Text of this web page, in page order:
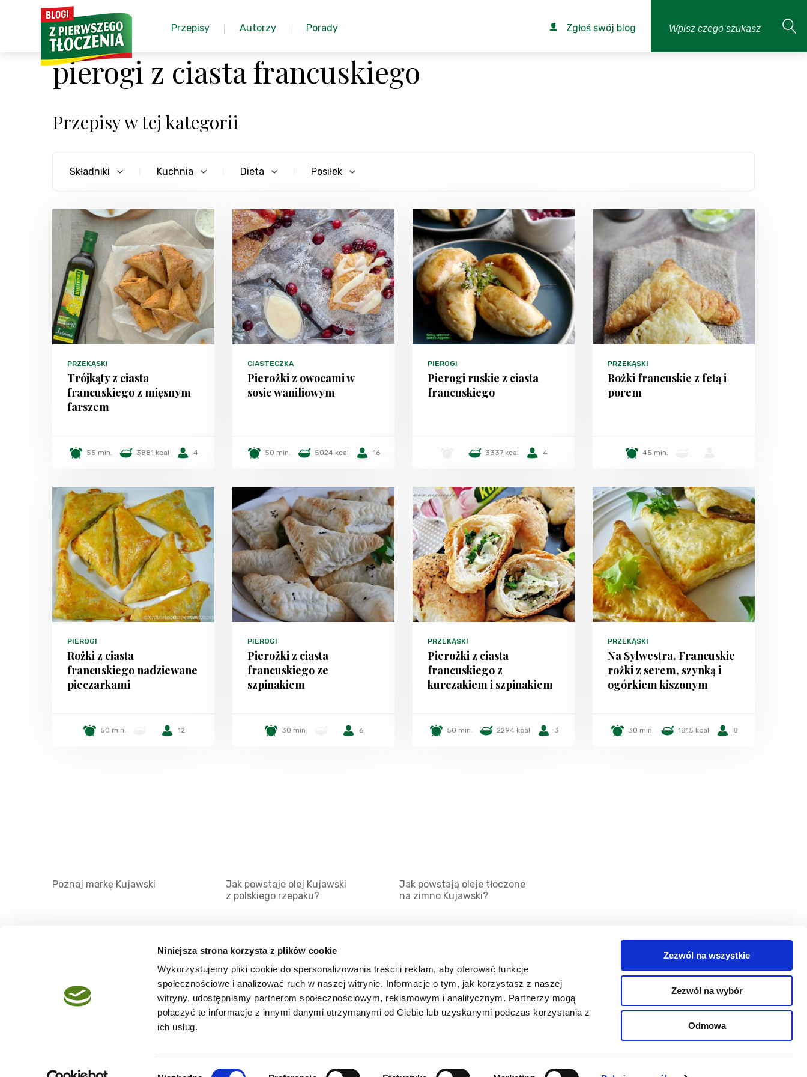
Niniejsza strona korzysta z plików cookie
Wykorzystujemy pliki cookie do spersonalizowania treści i reklam, aby oferować funkcje
społecznościowe i analizować ruch w naszej witrynie. Informacje o tym, jak korzystasz z naszej
witryny, udostępniamy partnerom społecznościowym, reklamowym i analitycznym. Partnerzy mogą
połączyć te informacje z innymi danymi otrzymanymi od Ciebie lub uzyskanymi podczas korzystania z
ich usług.
Zezwól na wszystkie
Zezwól na wybór
Odmowa
Przepisy Autorzy Porady Zgłoś swój blog
pierogi z ciasta francuskiego
Przepisy w tej kategorii
Składniki Kuchnia Dieta Posiłek
PRZEKĄSKI
Trójkąty z ciasta
francuskiego z mięsnym
farszem
55 min. 3881 kcal 4
CIASTECZKA
Pierożki z owocami w
sosie waniliowym
50 min. 5024 kcal 16
PIEROGI
Pierogi ruskie z ciasta
francuskiego
3337 kcal 4
PRZEKĄSKI
Rożki francuskie z fetą i
porem
45 min.
PIEROGI
Rożki z ciasta
francuskiego nadziewane
pieczarkami
50 min. 12
PIEROGI
Pierożki z ciasta
francuskiego ze
szpinakiem
30 min. 6
PRZEKĄSKI
Pierożki z ciasta
francuskiego z
kurczakiem i szpinakiem
50 min. 2294 kcal 3
PRZEKĄSKI
Na Sylwestra. Francuskie
rożki z serem, szynką i
ogórkiem kiszonym
30 min. 1815 kcal 8
Poznaj markę Kujawski
Jak powstaje olej Kujawski
z polskiego rzepaku?
Jak powstają oleje tłoczone
na zimno Kujawski?
Regulamin
Mapa serwisu
Kanały RSS
Porady
Kategorie
Kontakt
Zaloguj się